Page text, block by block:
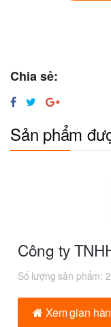
Chia sẻ:
Sản phẩm
Công ty
Số lượng sản phẩm:
Xem gian